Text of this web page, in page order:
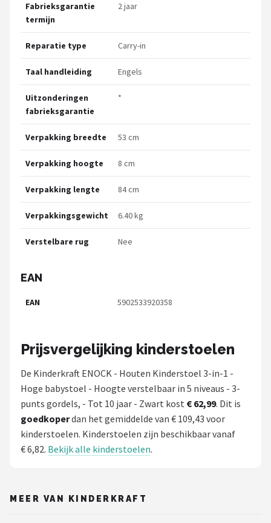
Fabrieksgarantie
termijn
2 jaar
Reparatie type Carry-in
Taal handleiding Engels
Uitzonderingen
fabrieksgarantie
*
Verpakking breedte 53 cm
Verpakking hoogte 8 cm
Verpakking lengte 84 cm
Verpakkingsgewicht 6.40 kg
Verstelbare rug Nee
EAN
EAN 5902533920358
Prijsvergelijking kinderstoelen
De Kinderkraft ENOCK - Houten Kinderstoel 3-in-1 -
Hoge babystoel - Hoogte verstelbaar in 5 niveaus - 3-
punts gordels, - Tot 10 jaar - Zwart kost € 62,99. Dit is
goedkoperdan het gemiddelde van € 109,43 voor
kinderstoelen. Kinderstoelen zijn beschikbaar vanaf
€ 6,82. Bekijk alle kinderstoelen.
MEER VAN KINDERKRAFT